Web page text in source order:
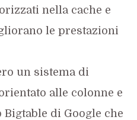
nella cache e
le prestazioni
un sistema di
alle colonne e
di Google che